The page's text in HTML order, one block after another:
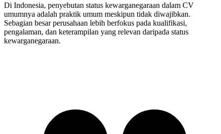
Di Indonesia, penyebutan status kewarganegaraan dalam CV
umumnya adalah praktik umum meskipun tidak diwajibkan.
Sebagian besar perusahaan lebih berfokus pada kualifikasi,
pengalaman, dan keterampilan yang relevan daripada status
kewarganegaraan.